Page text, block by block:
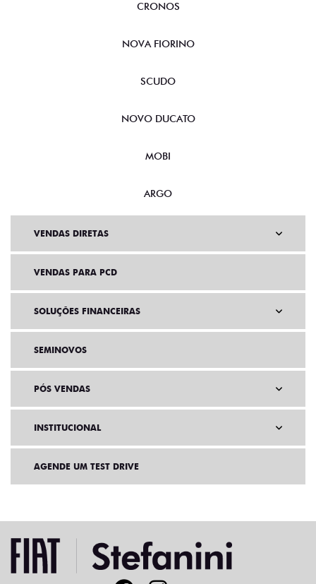
CRONOS
NOVA FIORINO
SCUDO
NOVO DUCATO
MOBI
ARGO
VENDAS DIRETAS
VENDAS PARA PCD
SOLUÇÕES FINANCEIRAS
SEMINOVOS
PÓS VENDAS
INSTITUCIONAL
AGENDE UM TEST DRIVE